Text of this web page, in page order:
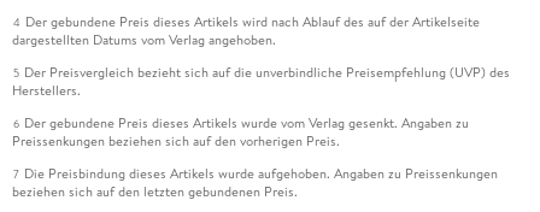
4 Der gebundene Preis dieses Artikels wird nach Ablauf des auf der Artikelseite
dargestellten Datums vom Verlag angehoben.
5 Der Preisvergleich bezieht sich auf die unverbindliche Preisempfehlung (UVP) des
Herstellers.
6 Der gebundene Preis dieses Artikels wurde vom Verlag gesenkt. Angaben zu
Preissenkungen beziehen sich auf den vorherigen Preis.
7 Die Preisbindung dieses Artikels wurde aufgehoben. Angaben zu Preissenkungen
beziehen sich auf den letzten gebundenen Preis.